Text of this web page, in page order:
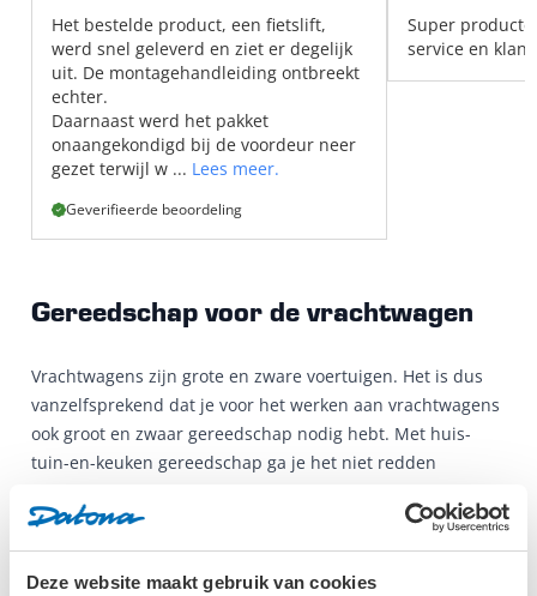
Deze website maakt gebruik van cookies
Het bestelde product, een fietslift,
werd snel geleverd en ziet er degelijk
uit. De montagehandleiding ontbreekt
echter.
Daarnaast werd het pakket
onaangekondigd bij de voordeur neer
gezet terwijl w ... Lees meer.
Geverifieerde beoordeling
Super
service en
Gereedschap voor de vrachtwagen
Vrachtwagens zijn grote en zware voertuigen. Het is dus
vanzelfsprekend dat je voor het werken aan vrachtwagens
ook groot en zwaar gereedschap nodig hebt. Met huis-
tuin-en-keuken gereedschap ga je het niet redden
onderdelen van vrachtwagens of andere grote voertuigen
worden vaak andere maten gebruikt dan bijvoorbeeld bij
auto’s. De afmetingen van bouten en moeren zijn een stuk